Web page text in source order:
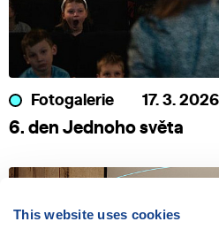
This website uses cookies
Fotogalerie 17. 3. 2026
6. den Jednoho světa